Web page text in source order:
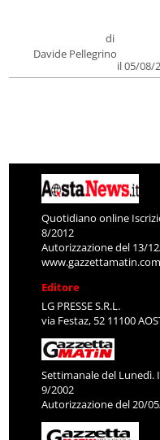
di
Davide Pellegrino
il 05/08/
Quotidiano online
8/2012
Autorizzazione del 13/
www.gazzettamatin.com
Editore
LG PRESSE S.R.L.
via Festaz, 52 11100
Settimanale del Lunedì.
9/2002
Autorizzazione del 20/